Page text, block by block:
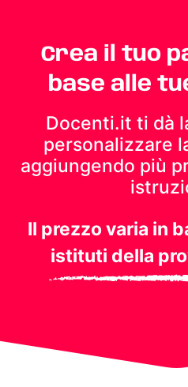
Crea il tuo
base alle
Docenti.it ti dà
personalizzare
aggiungendo più
Il prezzo varia in
istituti della